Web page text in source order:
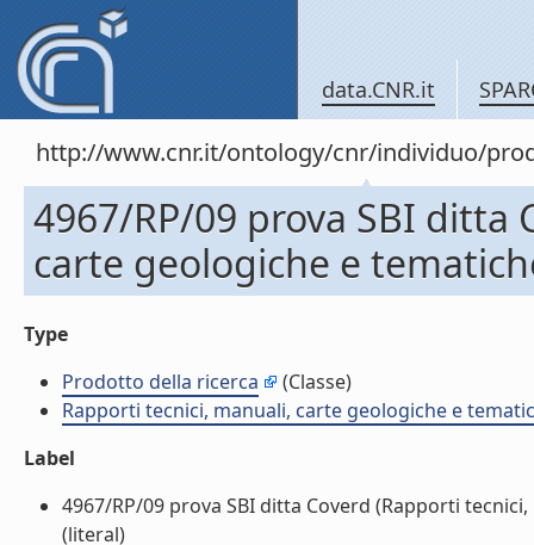
data.CNR.it
http://www.cnr.it/ontology/cnr/individuo/
4967/RP/09 prova SBI ditta
carte geologiche e
Type
Prodotto della ricerca
(Classe)
Rapporti tecnici, manuali, carte geologiche e
Label
4967/RP/09 prova SBI ditta Coverd (Rapporti
(literal)